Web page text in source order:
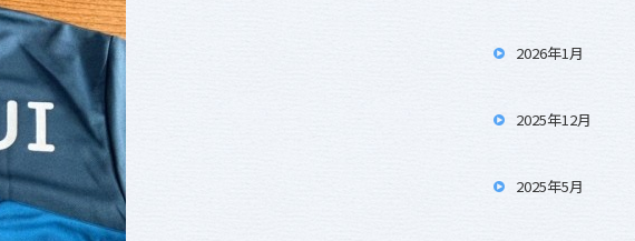
2026年1月
2025年12月
2025年5月